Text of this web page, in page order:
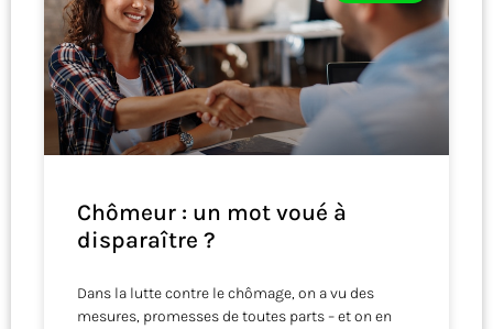
Chômeur : un mot voué à
disparaître ?
Dans la lutte contre le chômage, on a vu des
mesures, promesses de toutes parts – et on en